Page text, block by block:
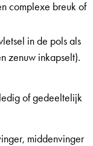
complexe breuk of
in de pols als
zenuw inkapselt).
of gedeeltelijk
middenvinger